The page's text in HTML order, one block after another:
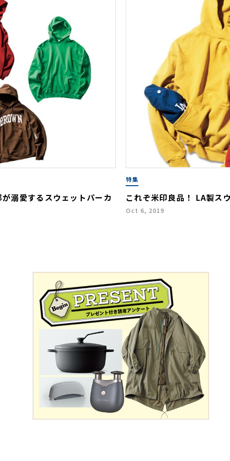
溺愛するスウェットパーカ
特集
これぞ米印良品！ LA製ス
Oct 6, 2019